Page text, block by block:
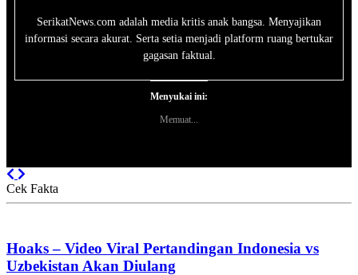
SerikatNews.com adalah media kritis anak bangsa. Menyajikan
informasi secara akurat. Serta setia menjadi platform ruang bertukar
gagasan faktual.
Menyukai ini:
Memuat...
Previous
Cek Fakta
Hoaks – Video Viral Pertandingan Indonesia vs
Uzbekistan Akan Diulang